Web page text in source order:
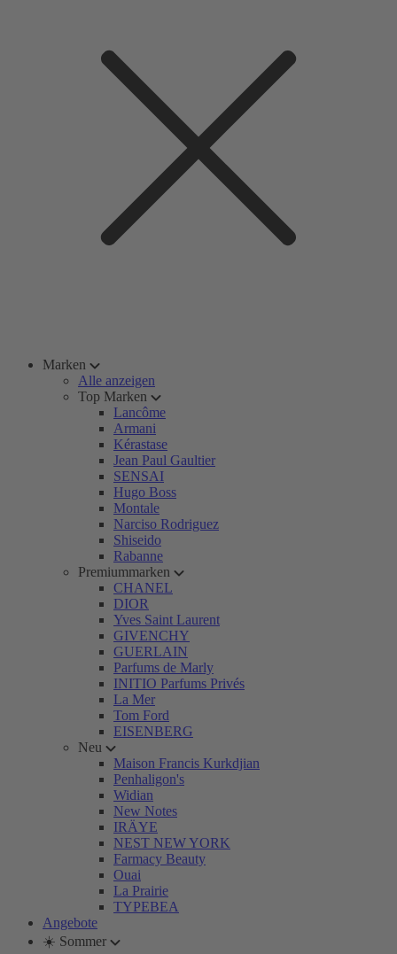
Marken
Alle anzeigen
Top Marken
Lancôme
Armani
Kérastase
Jean Paul Gaultier
SENSAI
Hugo Boss
Montale
Narciso Rodriguez
Shiseido
Rabanne
Premiummarken
CHANEL
DIOR
Yves Saint Laurent
GIVENCHY
GUERLAIN
Parfums de Marly
INITIO Parfums Privés
La Mer
Tom Ford
EISENBERG
Neu
Maison Francis Kurkdjian
Penhaligon's
Widian
New Notes
IRÄYE
NEST NEW YORK
Farmacy Beauty
Ouai
La Prairie
TYPEBEA
Angebote
☀️ Sommer